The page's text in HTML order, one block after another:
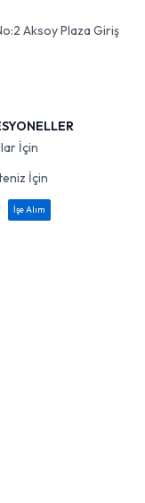
Aksoy Plaza Giriş
İçin
İçin
İşe Alım